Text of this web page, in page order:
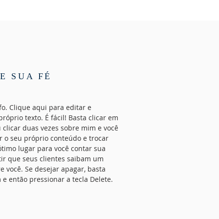
SUA FÉ
Clique aqui para editar e
texto. É fácil! Basta clicar em
clicar duas vezes sobre mim e você
o seu próprio conteúdo e trocar
lugar para você contar sua
que seus clientes saibam um
você. Se desejar apagar, basta
então pressionar a tecla Delete.